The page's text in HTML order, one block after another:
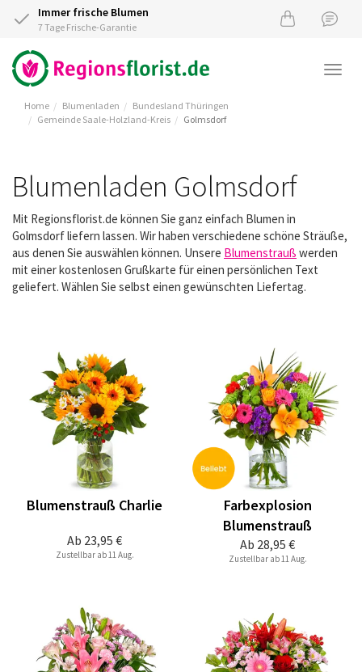
Immer frische Blumen
7 Tage Frische-Garantie
Home Blumenladen
Bundesland Thüringen
Gemeinde Saale-Holzland-Kreis
Golmsdorf
Blumenladen Golmsdorf
Mit Regionsflorist.de können Sie ganz einfach Blumen in
Golmsdorf liefern lassen. Wir haben verschiedene schöne Sträuße,
aus denen Sie auswählen können. Unsere Blumenstrauß werden
mit einer kostenlosen Grußkarte für einen persönlichen Text
geliefert. Wählen Sie selbst einen gewünschten Liefertag.
Ab 23,95 €
Blumenstrauß Charlie
Zustellbar ab 11 Aug.
Ab 28,95 €
Farbexplosion
Blumenstrauß
Zustellbar ab 11 Aug.